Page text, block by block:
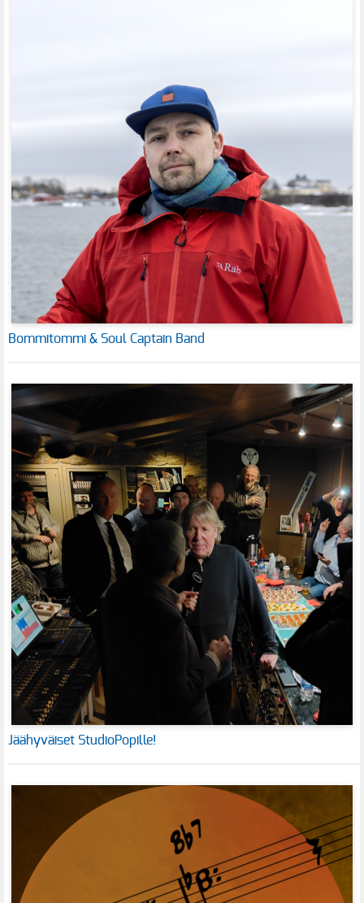
Bommitommi & Soul Captain Band
Jäähyväiset StudioPopille!